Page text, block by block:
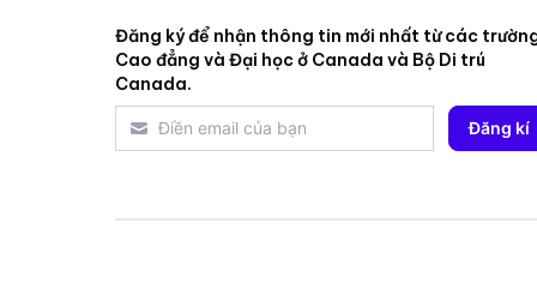
Đăng ký để nhận thông tin mới nhất từ các
Cao đẳng và Đại học ở Canada và Bộ Di trú
Canada.
Đăng kí